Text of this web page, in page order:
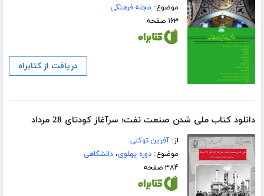
موضوع: مجله فرهنگی
۱۶۳ صفحه
دریافت از کتابراه
دانلود کتاب ملی شدن صنعت نفت؛ سرآغاز کودتای 28 مرداد
از:آفرین توکلی
موضوع:دوره پهلوی،دانشگاهی
۳۸۴ صفحه